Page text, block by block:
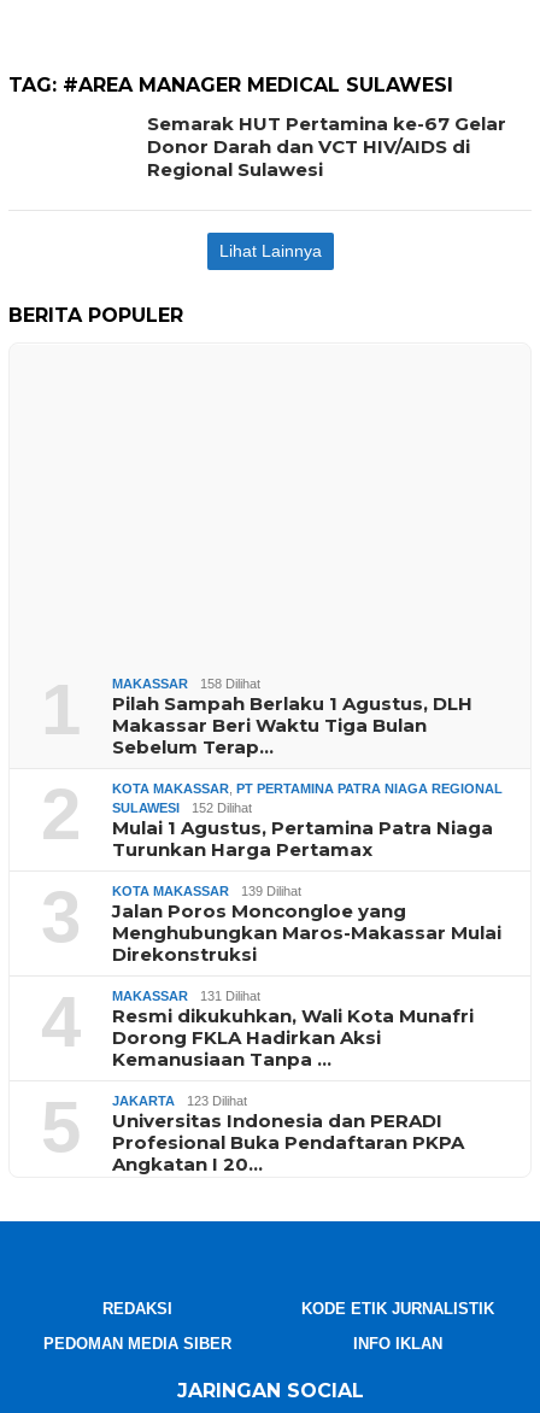
TAG: #AREA MANAGER MEDICAL SULAWESI
Semarak HUT Pertamina ke-67 Gelar
Donor Darah dan VCT HIV/AIDS di
Regional Sulawesi
Lihat Lainnya
BERITA POPULER
1 MAKASSAR 158 Dilihat
Pilah Sampah Berlaku 1 Agustus, DLH
Makassar Beri Waktu Tiga Bulan
Sebelum Terap…
2 KOTA MAKASSAR PT PERTAMINA PATRA NIAGA REGIONAL
SULAWESI
152 Dilihat
Mulai 1 Agustus, Pertamina Patra Niaga
Turunkan Harga Pertamax
3 KOTA MAKASSAR 139 Dilihat
Jalan Poros Moncongloe yang
Menghubungkan Maros-Makassar Mulai
Direkonstruksi
4 MAKASSAR 131 Dilihat
Resmi dikukuhkan, Wali Kota Munafri
Dorong FKLA Hadirkan Aksi
Kemanusiaan Tanpa …
5 JAKARTA 123 Dilihat
Universitas Indonesia dan PERADI
Profesional Buka Pendaftaran PKPA
Angkatan I 20…
REDAKSI
KODE ETIK JURNALISTIK
PEDOMAN MEDIA SIBER
INFO IKLAN
JARINGAN SOCIAL